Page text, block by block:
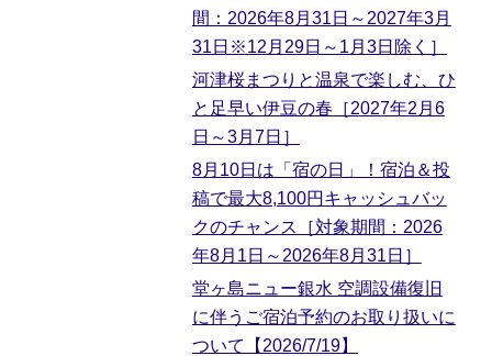
間：2026年8月31日～2027年3月
31日※12月29日～1月3日除く］
河津桜まつりと温泉で楽しむ、ひ
と足早い伊豆の春［2027年2月6
日～3月7日］
8月10日は「宿の日」！宿泊＆投
稿で最大8,100円キャッシュバッ
クのチャンス［対象期間：2026
年8月1日～2026年8月31日］
堂ヶ島ニュー銀水 空調設備復旧
に伴うご宿泊予約のお取り扱いに
ついて【2026/7/19】